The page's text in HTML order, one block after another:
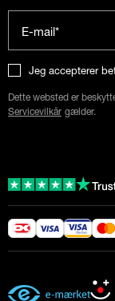
E-mail*
Jeg accepterer
Dette websted er
Servicevilkår gælder.